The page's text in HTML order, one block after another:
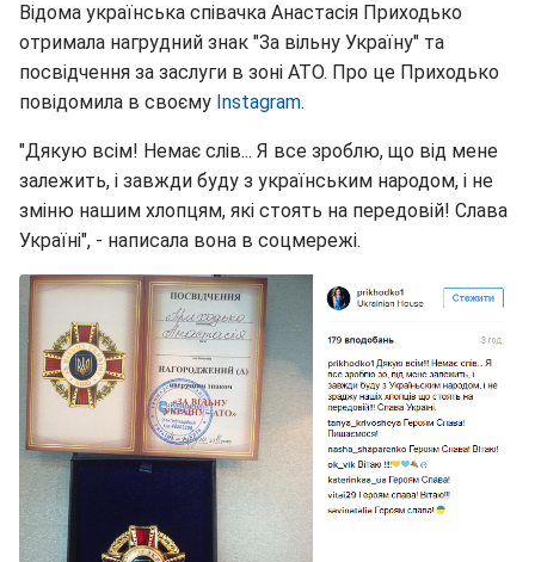
Відома українська співачка Анастасія Приходько
отримала нагрудний знак "За вільну Україну" та
посвідчення за заслуги в зоні АТО. Про це Приходько
повідомила в своєму Instagram.
"Дякую всім! Немає слів... Я все зроблю, що від мене
залежить, і завжди буду з українським народом, і не
зміню нашим хлопцям, які стоять на передовій! Слава
Україні", - написала вона в соцмережі.